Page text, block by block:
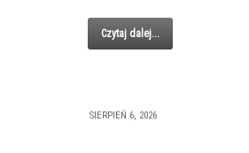
Czytaj dalej...
SIERPIEŃ 6, 2026